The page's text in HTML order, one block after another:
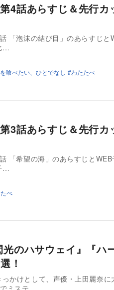
4話あらすじ＆先行カ
「泡沫の結び目」のあらすじと
…
喰べたい、ひとでなし わたたべ
3話あらすじ＆先行カ
「希望の海」のあらすじとWEB
…
べ
光のハサウェイ』『ハ
！
かけとして、声優・上田麗奈に